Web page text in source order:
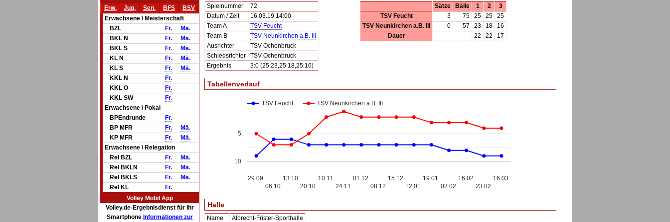
Erw.
Jug. Sen. BFS
BSV
Erwachsene \ Meisterschaft
BZL
Fr.
Mä.
BKL N
Fr.
Mä.
BKL S
Fr.
Mä.
KL N
Fr.
Mä.
KL S
Fr.
Mä.
KKL N
Fr.
KKL O
Fr.
KKL SW
Fr.
Erwachsene \ Pokal
BPEndrunde
Fr.
BP MFR
Fr.
Mä.
KP MFR
Fr.
Mä.
Erwachsene \ Relegation
Rel BZL
Fr.
Mä.
Rel BKLN
Fr.
Mä.
Rel BKLS
Fr.
Mä.
Rel KL
Fr.
Volley Mobil App
Volley.de-Ergebnisdienst für Ihr
Smartphone Informationen zur
Spielnummer
72
Datum / Zeit
16.03.19 14:00
Team A
TSV Feucht
Team B
TSV Neunkirchen a.B. III
Ausrichter
TSV Ochenbruck
Schiedsrichter
TSV Ochenbruck
Ergebnis
3:0 (25:23,25:18,25:16)
Sätze Bälle 1 2
3
TSV Feucht
3 75 25 25
25
TSV Neunkirchen a.B. III
0 57 23 18
16
Dauer
22 22 17
Tabellenverlauf
TSV Feucht TSV Neunkirchen a.B. III
29.09.
06.10.
13.10.
20.10.
10.11.
24.11.
01.12.
08.12.
15.12.
12.01.
19.01.
02.02.
16.02.
23.02.
16.03.
5
10
Halle
Name
Albrecht-Frister-Sporthalle